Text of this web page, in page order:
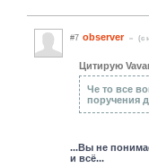
#7 observer (c
Цитирую
Че то все
поручения
...Вы не
и всё...